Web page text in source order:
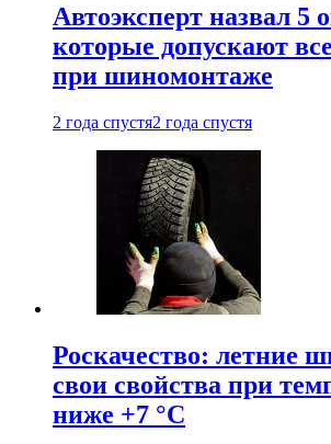
Автоэксперт назвал 5
которые допускают
при шиномонтаже
2 года спустя2 года спустя
Роскачество: летние
свои свойства при
ниже +7 °C